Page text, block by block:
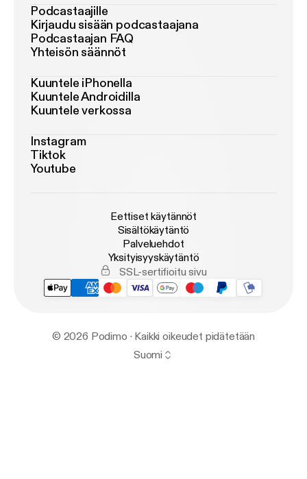
Podcastaajille
Kirjaudu sisään podcastaajana
Podcastaajan FAQ
Yhteisön säännöt
Kuuntele iPhonella
Kuuntele Androidilla
Kuuntele verkossa
Instagram
Tiktok
Youtube
Eettiset käytännöt
Sisältökäytäntö
Palveluehdot
Yksityisyyskäytäntö
SSL-sertifioitu sivu
© 2026 Podimo · Kaikki oikeudet pidätetään
Suomi